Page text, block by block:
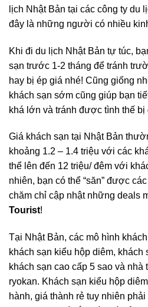
lịch Nhật Bản tại các công ty du
đây là những người có nhiều
Khi đi du lịch Nhật Bản tự túc,
sạn trước 1-2 tháng để tránh
hay bị ép giá nhé! Cũng giống
khách sạn sớm cũng giúp bạn
khá lớn và tránh được tình thế bị
Giá khách sạn tại Nhật Bản
khoảng 1.2 – 1.4 triệu với các
thể lên đến 12 triệu/ đêm với
nhiên, bạn có thể “săn” được
chăm chỉ cập nhật những deals
Tourist!
Tại Nhật Bản, các mô hình
khách sạn kiểu hộp diêm, khách
khách sạn cao cấp 5 sao và nhà
ryokan. Khách sạn kiểu hộp
hành, giá thành rẻ tuy nhiên